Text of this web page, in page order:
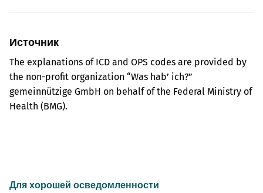
Источник
The explanations of ICD and OPS codes are provided by
the non-profit organization “Was hab’ ich?”
gemeinnützige GmbH on behalf of the Federal Ministry of
Health (BMG).
Для хорошей осведомленности